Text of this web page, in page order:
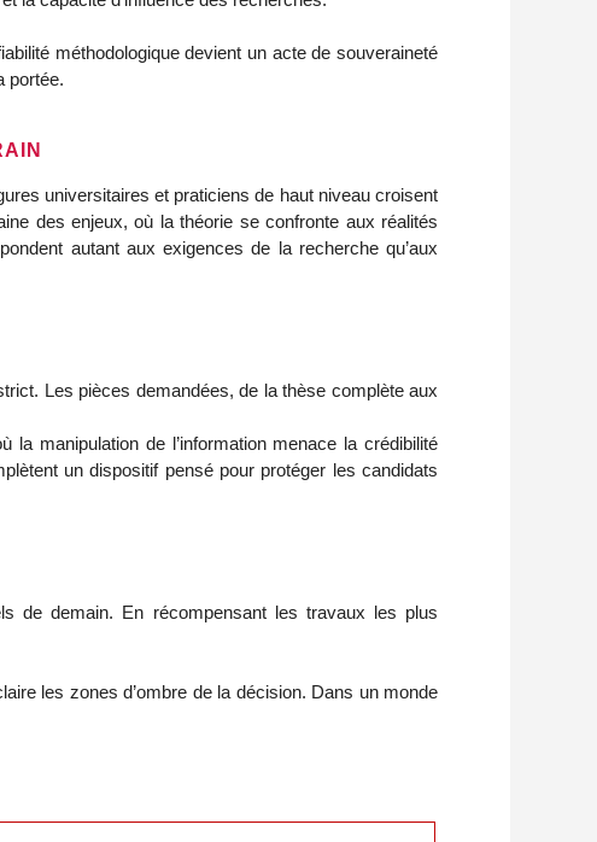
méthodologique devient un acte de souveraineté
portée.
universitaires et praticiens de haut niveau croisent
des enjeux, où la théorie se confronte aux réalités
autant aux exigences de la recherche qu’aux
Les pièces demandées, de la thèse complète aux
la manipulation de l’information menace la crédibilité
un dispositif pensé pour protéger les candidats
de demain. En récompensant les travaux les plus
les zones d’ombre de la décision. Dans un monde